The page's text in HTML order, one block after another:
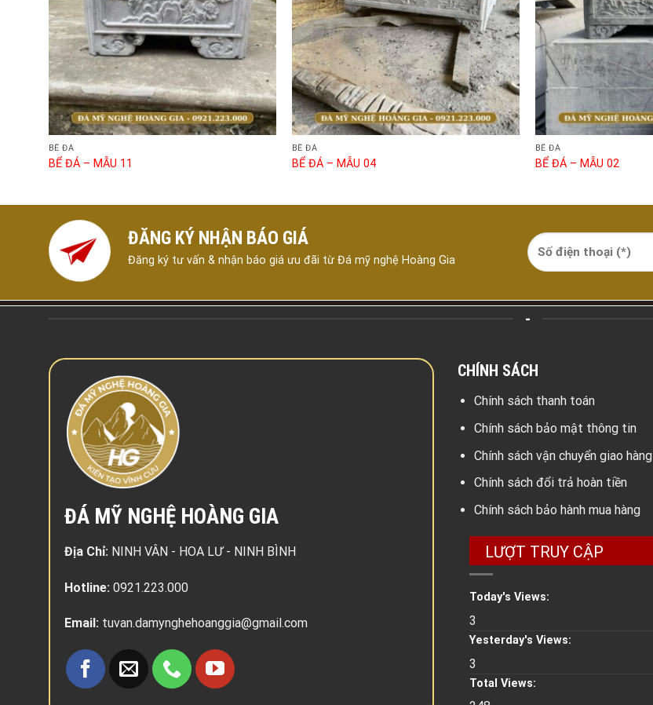
BỂ ĐÁ
BỂ ĐÁ – MẪU 11
BỂ ĐÁ
BỂ ĐÁ – MẪU 04
BỂ ĐÁ
BỂ ĐÁ – MẪU 02
ĐĂNG KÝ NHẬN BÁO GIÁ
Đăng ký tư vấn & nhận báo giá ưu đãi từ Đá mỹ nghệ Hoàng Gia
-
ĐÁ MỸ NGHỆ HOÀNG GIA
Địa Chỉ: NINH VÂN - HOA LƯ - NINH BÌNH
Hotline: 0921.223.000
Email: tuvan.damynghehoanggia@gmail.com
CHÍNH SÁCH
Chính sách thanh toán
Chính sách bảo mật thông tin
Chính sách vận chuyển giao hàng
Chính sách đổi trả hoàn tiền
Chính sách bảo hành mua hàng
LƯỢT TRUY CẬP
Today's Views:
3
Yesterday's Views:
3
Total Views: